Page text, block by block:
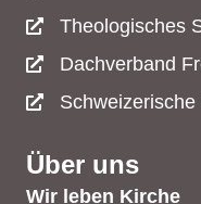
Theologisches
Dachverband
Über uns
Wir leben Kirche